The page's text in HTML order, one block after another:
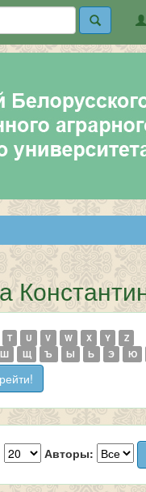
T U V W X Y
Z
Ш Щ Ъ Ы Ь Э Ю
Авторы: